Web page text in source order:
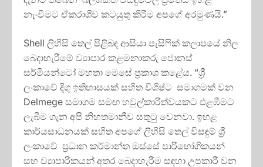
නැංවීමට ඒකරාශීව කටයුතු කිරීම අපගේ අරමුණයි.”
Shell ලිහිසි තෙල් පිළිබඳ ආසියා පැසිෆික් කලාපයේ නිල
බෙදාහැරීමේ ව්‍යාපාර කළමනාකරු ජොනස්
සර්මියන්ටෝ මහතා මෙසේ ප්‍රකාශ කළේය. “ශ්‍රී
ලංකාවේ දිගු ඉතිහාසයක් සහිත විශිෂ්ට සමාගමක් වන
Delmege සමාගම සමඟ හවුල්කාරිත්වයකට එළඹීමට
ලැබීම ගැන අපි නිහතමානීව සතුටු වෙනවා. ඉහළ
කාර්යසාධනයක් සහිත අපගේ ලිහිසි තෙල් විසඳුම් ශ්‍රී
ලංකාවේ ප්‍රධාන කර්මාන්ත ඔස්සේ පාරිභෝගිකයන්
සහ ව්‍යාපාරිකයන් අතර බෙදාහැරීම සඳහා උපකාරී වන